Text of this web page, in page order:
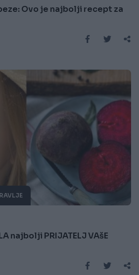
Ovo je najbolji recept za
najbolji PRIJATELJ VAšE